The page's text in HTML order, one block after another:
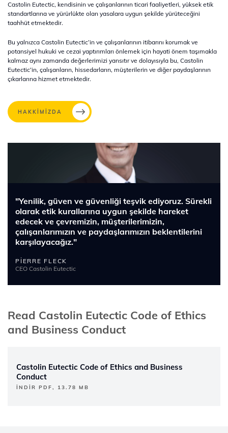
Castolin Eutectic, kendisinin ve çalışanlarının ticari faaliyetleri, yüksek etik
standartlarına ve yürürlükte olan yasalara uygun şekilde yürüteceğini
taahhüt etmektedir.
Bu yalnızca Castolin Eutectic’in ve çalışanlarının itibarını korumak ve
potansiyel hukuki ve cezai yaptırımları önlemek için hayati önem taşımakla
kalmaz aynı zamanda değerlerimizi yansıtır ve dolayısıyla bu, Castolin
Eutectic’in, çalışanların, hissedarların, müşterilerin ve diğer paydaşlarının
çıkarlarına hizmet etmektedir.
HAKKIMIZDA
"Yenilik, güven ve güvenliği teşvik ediyoruz. Sürekli
olarak etik kurallarına uygun şekilde hareket
edecek ve çevremizin, müşterilerimizin,
çalışanlarımızın ve paydaşlarımızın beklentilerini
karşılayacağız."
PIERRE FLECK
CEO Castolin Eutectic
Read Castolin Eutectic Code of Ethics
and Business Conduct
Castolin Eutectic Code of Ethics and Business
Conduct
İNDIR PDF, 13.78 MB